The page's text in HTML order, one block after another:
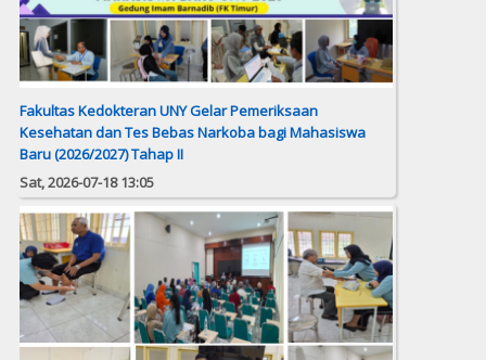
Fakultas Kedokteran UNY Gelar Pemeriksaan
Kesehatan dan Tes Bebas Narkoba bagi Mahasiswa
Baru (2026/2027) Tahap II
Sat, 2026-07-18 13:05